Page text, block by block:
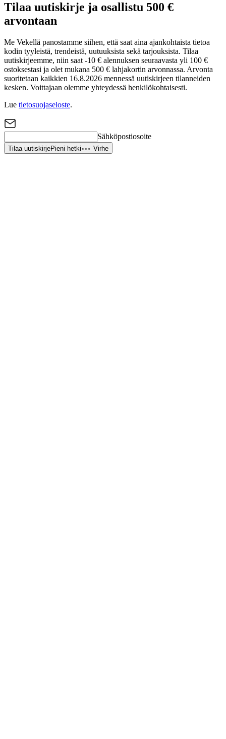
Tilaa uutiskirje ja osallistu 500 €
arvontaan
Me Vekellä panostamme siihen, että saat aina ajankohtaista tietoa
kodin tyyleistä, trendeistä, uutuuksista sekä tarjouksista. Tilaa
uutiskirjeemme, niin saat -10 € alennuksen seuraavasta yli 100 €
ostoksestasi ja olet mukana 500 € lahjakortin arvonnassa. Arvonta
suoritetaan kaikkien 16.8.2026 mennessä uutiskirjeen tilanneiden
kesken. Voittajaan olemme yhteydessä henkilökohtaisesti.
Lue tietosuojaseloste.
Sähköpostiosoite
Tilaa uutiskirjePieni hetki Virhe